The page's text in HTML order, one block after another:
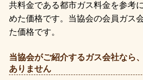
共料金である都市ガス料金を参考
めた価格です。当協会の会員ガス
た価格です。
当協会がご紹介するガス会社なら
ありません